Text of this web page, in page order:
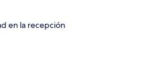
en la recepción